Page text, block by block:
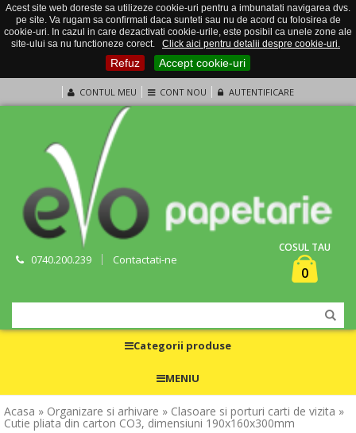
Acest site web doreste sa utilizeze cookie-uri pentru a imbunatati navigarea dvs.
pe site. Va rugam sa confirmati daca sunteti sau nu de acord cu folosirea de
cookie-uri. In cazul in care dezactivati cookie-urile, este posibil ca unele zone ale
site-ului sa nu functioneze corect.
Click aici pentru detalii despre cookie-uri.
Refuz Accept cookie-uri
CONTUL MEU CONT NOU AUTENTIFICARE
0740.200.239 Contactati-ne
COSUL TAU
0
Categorii produse
MENIU
Acasa » Organizare si arhivare » Clasoare si porturi carti de vizita »
Cutie pliata din carton CO3, dimensiuni 190x160x300mm